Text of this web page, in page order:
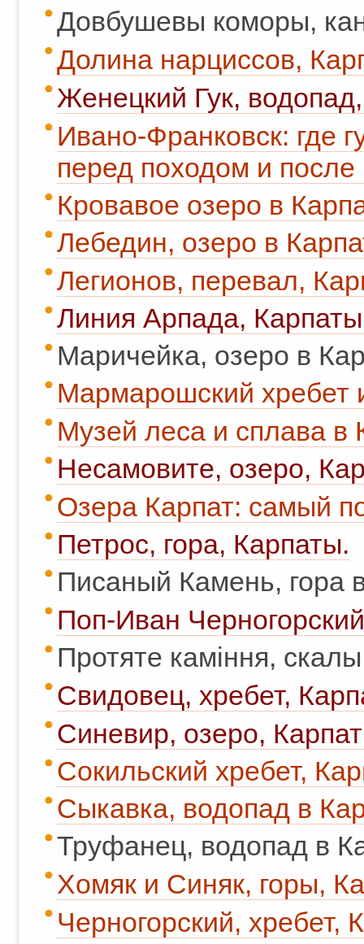
Довбушевы коморы,
Долина нарциссов,
Женецкий Гук,
Ивано-Франковск: где
перед походом и после
Кровавое озеро в
Лебедин, озеро в
Легионов, перевал,
Линия Арпада,
Маричейка, озеро в
Мармарошский хребет
Музей леса и сплава в
Несамовите, озеро,
Озера Карпат: самый
Петрос, гора, Карпаты.
Писаный Камень, гора
Поп-Иван
Протяте каміння,
Свидовец, хребет,
Синевир, озеро,
Сокильский хребет,
Сыкавка, водопад в
Труфанец, водопад в
Хомяк и Синяк, горы,
Черногорский, хребет,